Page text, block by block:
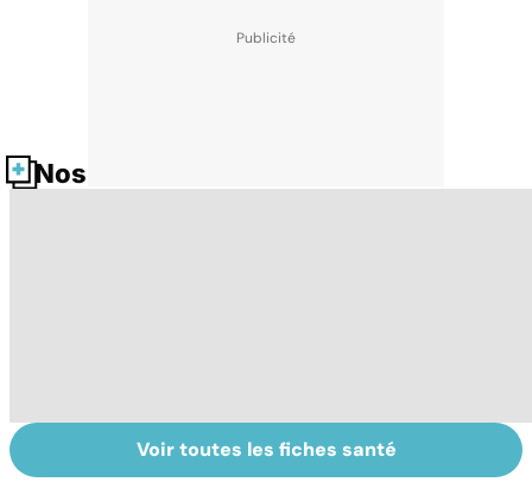
Nos fiches santé
Nécrose : quand
les tissus
Embolie
pulmonaire : un
Voir toutes les fiches santé